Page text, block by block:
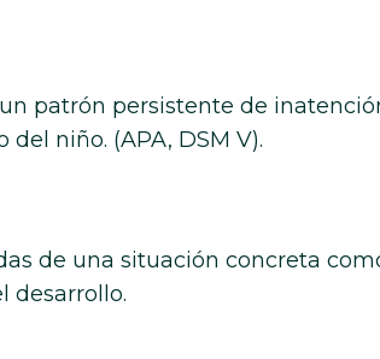
patrón persistente de
niño. (APA, DSM V).
de una situación concreta
desarrollo.